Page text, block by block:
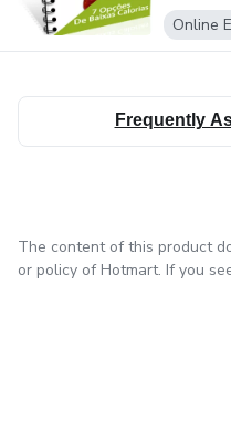
Frequently
The content of this product
or policy of Hotmart. If you